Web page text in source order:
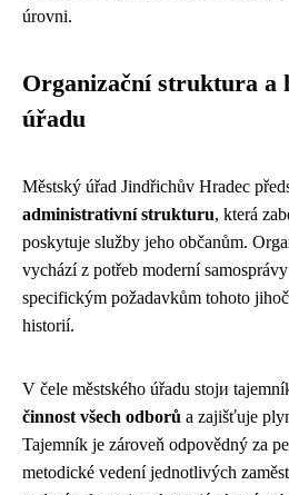
úrovni.
Organizační struktura a
úřadu
Městský úřad Jindřichův Hradec
administrativní strukturu, která
poskytuje služby jeho občanům.
vychází z potřeb moderní
specifickým požadavkům tohoto
historií.
V čele městského úřadu stоји
činnost všech odborů a zajišťuje
Tajemník je zároveň odpovědný za
metodické vedení jednotlivých